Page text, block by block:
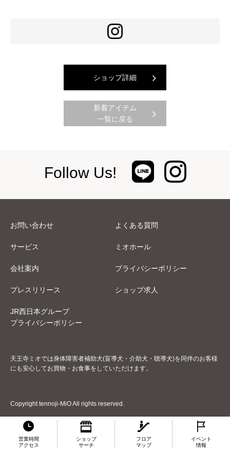
ショップ詳細
新着アイテム
一覧に戻る
Follow Us!
営業時間
アクセス
ショップ
サーチ
フロア
マップ
イベント
情報
お問い合わせ よくある質問
サービス ミオホール
会社案内 プライバシーポリシー
プレスリリース ショップ求人
JR西日本グループ
プライバシーポリシー
天王寺ミオでは身体障害者補助犬(盲導犬・介助犬・聴導犬)を同伴のお客様
にも安心してお買物・お食事をしていただけます。
Copyright tennoji-MiO All rights reserved.